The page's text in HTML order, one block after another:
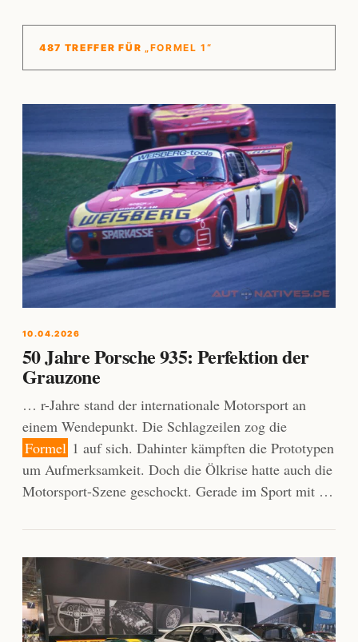
487 TREFFER FÜR „FORMEL 1“
10.04.2026
50 Jahre Porsche 935: Perfektion der
Grauzone
… r-Jahre stand der internationale Motorsport an
einem Wendepunkt. Die Schlagzeilen zog die
Formel 1 auf sich. Dahinter kämpften die Prototypen
um Aufmerksamkeit. Doch die Ölkrise hatte auch die
Motorsport-Szene geschockt. Gerade im Sport mit …